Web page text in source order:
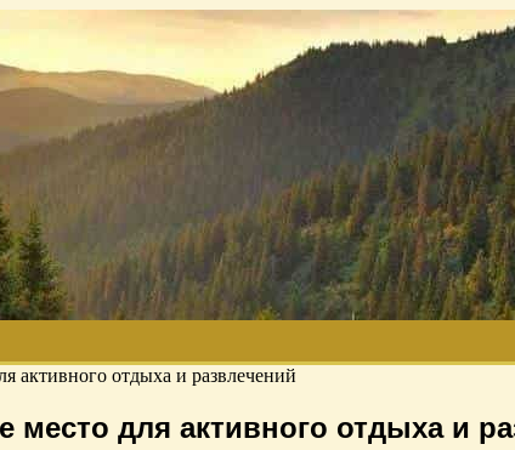
отдыха и развлечений
для активного отдыха и